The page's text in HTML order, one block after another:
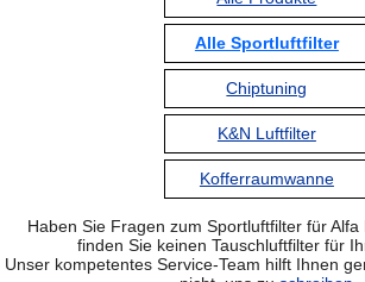
Alle Sportluftfilter
Chiptuning
K&N Luftfilter
Kofferraumwanne
Haben Sie Fragen zum Sportluftfilter für
finden Sie keinen Tauschluftfilter für
Unser kompetentes Service-Team hilft Ihnen